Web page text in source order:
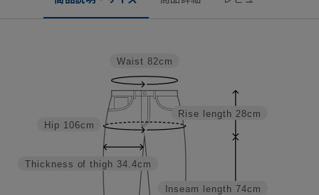
Inseam length 74cm
Rise length 28cm
Thickness of thigh 34.4cm
Hip 106cm
Waist 82cm